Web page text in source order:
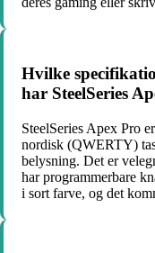
Hvilke
har SteelSeries
SteelSeries Apex Pro
nordisk (QWERTY)
belysning. Det er
har programmerbare
i sort farve, og det